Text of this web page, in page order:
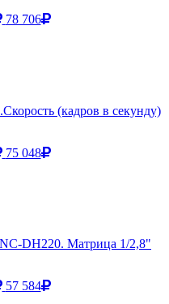
78 706
(кадров в секунду)
75 048
DH220. Матрица 1/2,8"
57 584